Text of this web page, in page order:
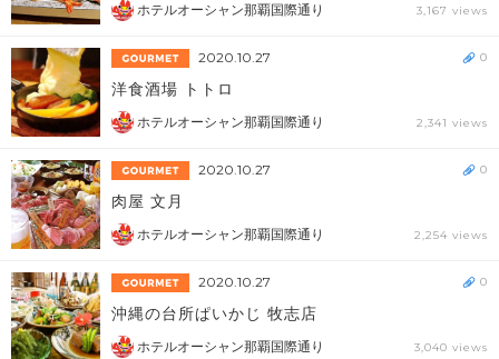
ホテルオーシャン那覇国際通り 3,167 views
2020.10.27
洋食酒場 トトロ
ホテルオーシャン那覇国際通り 2,341 views
0
2020.10.27
肉屋 文月
ホテルオーシャン那覇国際通り 2,254 views
0
2020.10.27
沖縄の台所ぱいかじ 牧志店
ホテルオーシャン那覇国際通り 3,040 views
0